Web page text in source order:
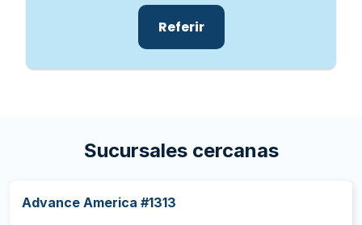
Referir
Sucursales cercanas
Advance America #1313